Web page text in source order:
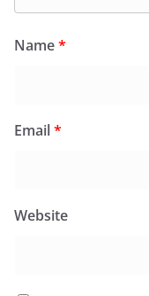
Name*
Email*
Website